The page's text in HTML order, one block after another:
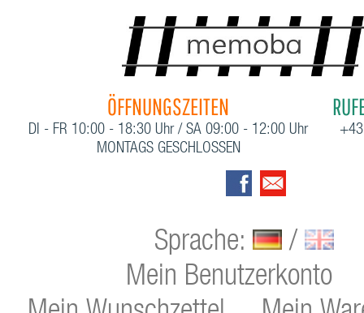
ÖFFNUNGSZEITEN
DI - FR 10:00 - 18:30 Uhr / SA 09:00 - 12:00 Uhr
MONTAGS GESCHLOSSEN
Sprache:
/
Mein Benutzerkonto